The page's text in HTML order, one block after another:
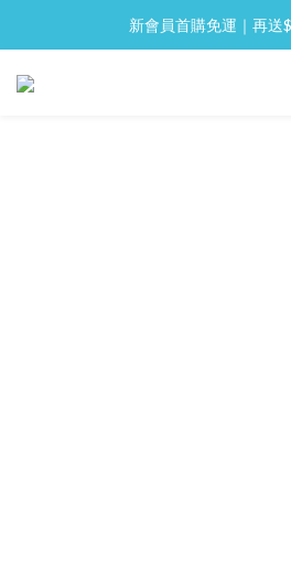
全館消費滿
新會員首購免運｜再送
全館消費滿